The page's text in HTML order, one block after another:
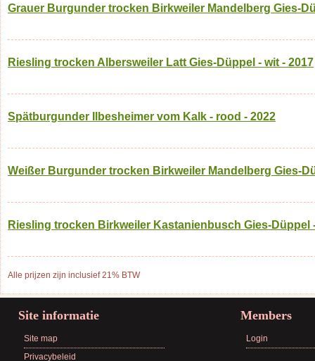
Grauer Burgunder trocken Birkweiler Mandelberg Gies-
Riesling trocken Albersweiler Latt Gies-Düppel - wit - 2017
Spätburgunder Ilbesheimer vom Kalk - rood - 2022
Weißer Burgunder trocken Birkweiler Mandelberg Gies-
Riesling trocken Birkweiler Kastanienbusch Gies-Düppel
Alle prijzen zijn inclusief 21% BTW
Site informatie
Site map
Privacybeleid
Members
Login